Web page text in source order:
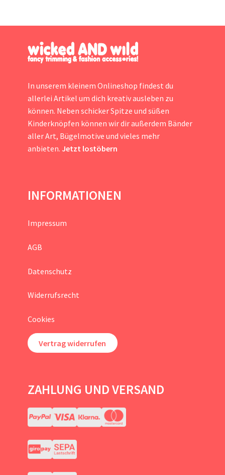
In unserem kleinem Onlineshop findest du
allerlei Artikel um dich kreativ ausleben zu
können. Neben schicker Spitze und süßen
Kinderknöpfen können wir dir außerdem Bänder
aller Art, Bügelmotive und vieles mehr
anbieten. Jetzt lostöbern
INFORMATIONEN
Impressum
AGB
Datenschutz
Widerrufsrecht
Cookies
Vertrag widerrufen
ZAHLUNG UND VERSAND